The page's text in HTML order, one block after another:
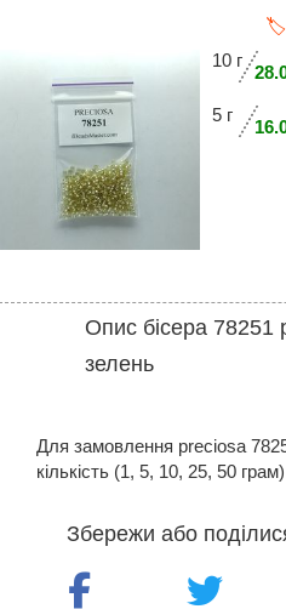
🏷️
10 г
5 г
Опис бісера 78251
зелень
Для замовлення preciosa
кількість (1, 5, 10, 25, 50
Збережи або